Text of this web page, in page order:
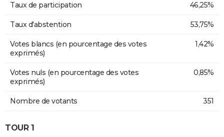
Taux de participation 46,25%
Taux d'abstention 53,75%
Votes blancs (en pourcentage des votes
exprimés)
1,42%
Votes nuls (en pourcentage des votes
exprimés)
0,85%
Nombre de votants 351
TOUR 1